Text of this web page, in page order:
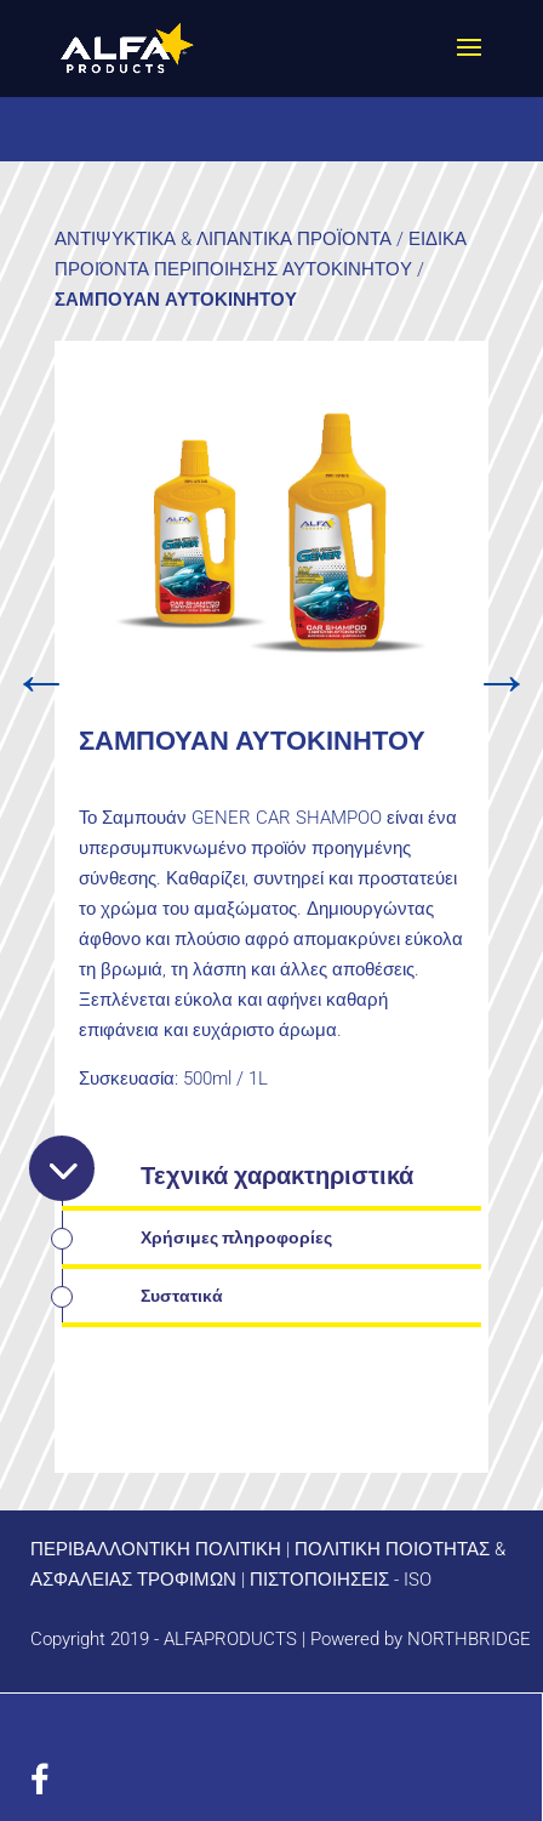
ΑΝΤΙΨΥΚΤΙΚΑ & ΛΙΠΑΝΤΙΚΑ ΠΡΟΪΟΝΤΑ/ ΕΙΔΙΚΑ
ΠΡΟΙΌΝΤΑ ΠΕΡΙΠΟΙΗΣΗΣ ΑΥΤΟΚΙΝΗΤΟΥ/
ΣΑΜΠΟΥΑΝ ΑΥΤΟΚΙΝΗΤΟΥ
← →
ΣΑΜΠΟΥΑΝ ΑΥΤΟΚΙΝΗΤΟΥ
Το Σαμπουάν GENER CAR SHAMPOO είναι ένα
υπερσυμπυκνωμένο προϊόν προηγμένης
σύνθεσης. Καθαρίζει, συντηρεί και προστατεύει
το χρώμα του αμαξώματος. Δημιουργώντας
άφθονο και πλούσιο αφρό απομακρύνει εύκολα
τη βρωμιά, τη λάσπη και άλλες αποθέσεις.
Ξεπλένεται εύκολα και αφήνει καθαρή
επιφάνεια και ευχάριστο άρωμα.
Συσκευασία: 500ml / 1L
Τεχνικά χαρακτηριστικά
Χρήσιμες πληροφορίες
Συστατικά
ΠΕΡΙΒΑΛΛΟΝΤΙΚΗ ΠΟΛΙΤΙΚΗ | ΠΟΛΙΤΙΚΗ ΠΟΙΟΤΗΤΑΣ &
ΑΣΦΑΛΕΙΑΣ ΤΡΟΦΙΜΩΝ | ΠΙΣΤΟΠΟΙΗΣΕΙΣ - ISO
Copyright 2019 - ALFAPRODUCTS | Powered by NORTHBRIDGE